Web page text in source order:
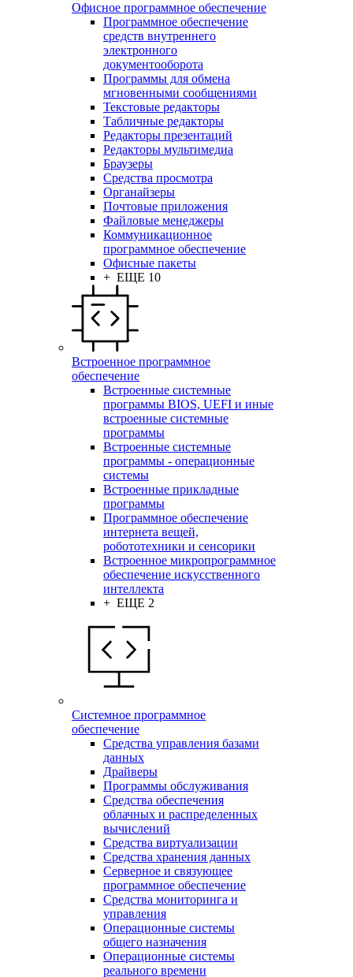
Офисное программное обеспечение
Программное обеспечение
средств внутреннего
электронного
документооборота
Программы для обмена
мгновенными сообщениями
Текстовые редакторы
Табличные редакторы
Редакторы презентаций
Редакторы мультимедиа
Браузеры
Средства просмотра
Органайзеры
Почтовые приложения
Файловые менеджеры
Коммуникационное
программное обеспечение
Офисные пакеты
+ ЕЩЕ 10
Встроенное программное
обеспечение
Встроенные системные
программы BIOS, UEFI и иные
встроенные системные
программы
Встроенные системные
программы - операционные
системы
Встроенные прикладные
программы
Программное обеспечение
интернета вещей,
робототехники и сенсорики
Встроенное микропрограммное
обеспечение искусственного
интеллекта
+ ЕЩЕ 2
Системное программное
обеспечение
Средства управления базами
данных
Драйверы
Программы обслуживания
Средства обеспечения
облачных и распределенных
вычислений
Средства виртуализации
Средства хранения данных
Серверное и связующее
программное обеспечение
Средства мониторинга и
управления
Операционные системы
общего назначения
Операционные системы
реального времени